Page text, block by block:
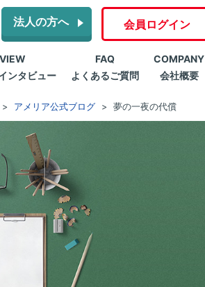
法人の方へ 会員ログイン
ンタビュー
FAQ
よくあるご質問
COMPANY
会社概要
アメリア公式ブログ 夢の一夜の代償